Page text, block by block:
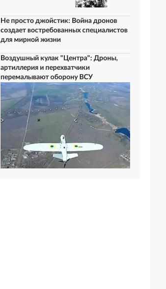
Не просто джойстик: Война дронов
создает востребованных специалистов
для мирной жизни
Воздушный кулак "Центра": Дроны,
артиллерия и перехватчики
перемалывают оборону ВСУ